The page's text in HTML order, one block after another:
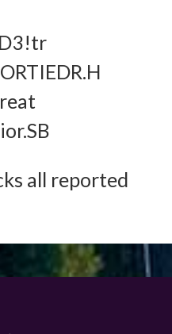
all reported